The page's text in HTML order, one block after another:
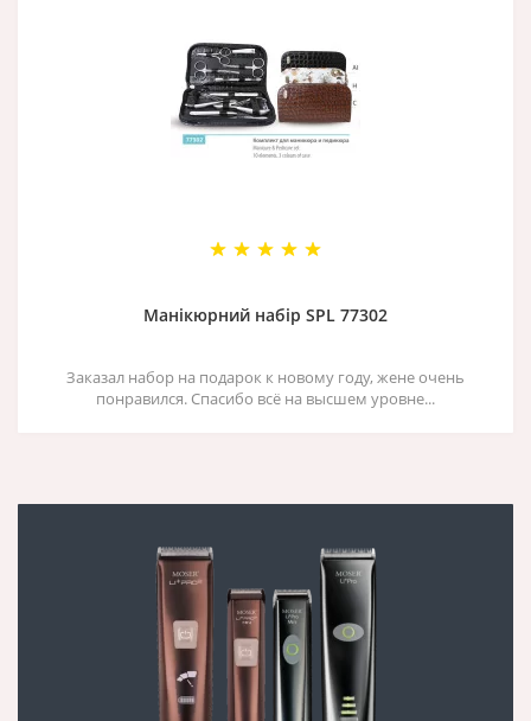
Манікюрний набір SPL 77302
Заказал набор на подарок к новому году, жене очень
понравился. Спасибо всё на высшем уровне...